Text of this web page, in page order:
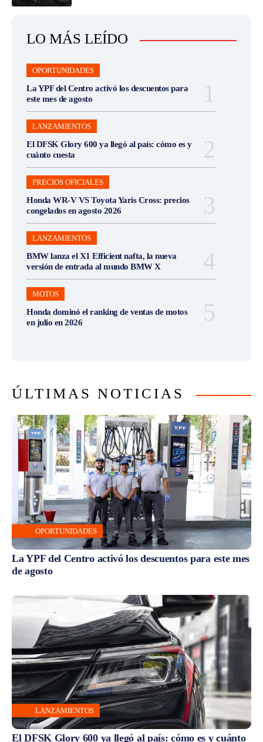
LO MÁS LEÍDO
OPORTUNIDADES
La YPF del Centro activó los descuentos para
este mes de agosto
LANZAMIENTOS
El DFSK Glory 600 ya llegó al país: cómo es y
cuánto cuesta
PRECIOS OFICIALES
Honda WR-V VS Toyota Yaris Cross: precios
congelados en agosto 2026
LANZAMIENTOS
BMW lanza el X1 Efficient nafta, la nueva
versión de entrada al mundo BMW X
MOTOS
Honda dominó el ranking de ventas de motos
en julio en 2026
ÚLTIMAS NOTICIAS
OPORTUNIDADES
La YPF del Centro activó los descuentos para este mes
de agosto
LANZAMIENTOS
El DFSK Glory 600 ya llegó al país: cómo es y cuánto